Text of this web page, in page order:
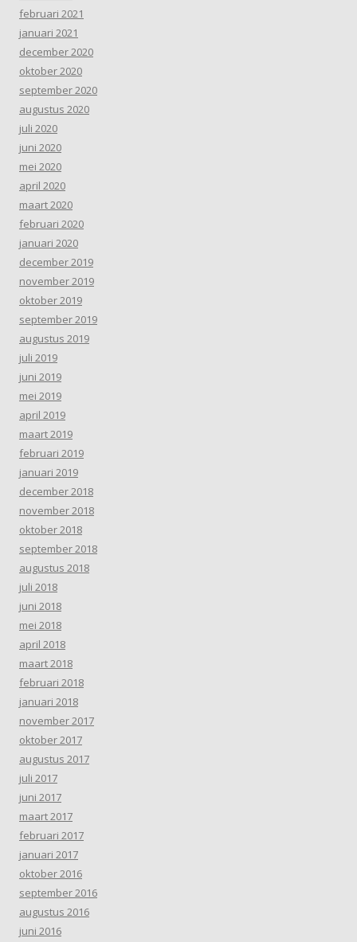
februari 2021
januari 2021
december 2020
oktober 2020
september 2020
augustus 2020
juli 2020
juni 2020
mei 2020
april 2020
maart 2020
februari 2020
januari 2020
december 2019
november 2019
oktober 2019
september 2019
augustus 2019
juli 2019
juni 2019
mei 2019
april 2019
maart 2019
februari 2019
januari 2019
december 2018
november 2018
oktober 2018
september 2018
augustus 2018
juli 2018
juni 2018
mei 2018
april 2018
maart 2018
februari 2018
januari 2018
november 2017
oktober 2017
augustus 2017
juli 2017
juni 2017
maart 2017
februari 2017
januari 2017
oktober 2016
september 2016
augustus 2016
juni 2016